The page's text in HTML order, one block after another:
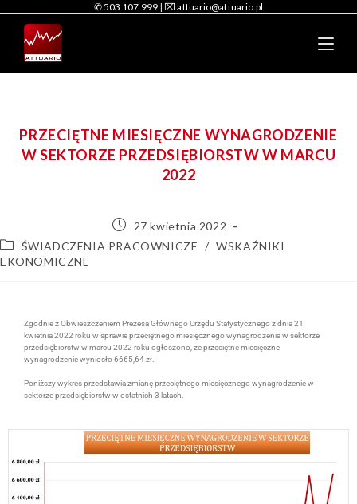
✆ 503 107 999| ⌧ attuario@attuario.pl
PRZECIĘTNE MIESIĘCZNE WYNAGRODZENIE
W SEKTORZE PRZEDSIĘBIORSTW W MARCU
2022
27 kwietnia 2022
ŚWIADCZENIA PRACOWNICZE / WSKAŹNIKI
EKONOMICZNE
Zgodnie z Obwieszczeniem Prezesa Głównego Urzędu Statystycznego z dnia 21
kwietnia 2022 roku w sprawie przeciętnego miesięcznego wynagrodzenia w sektorze
przedsiębiorstw w marcu 2022 roku ogłoszono, że przeciętne miesięczne
wynagrodzenie wyniosło 6665,64 zł.
Poniższy wykres przedstawia zmianę przeciętnego miesięcznego wynagrodzenie w
sektorze przedsiębiorstw w ostatnich 3 latach.